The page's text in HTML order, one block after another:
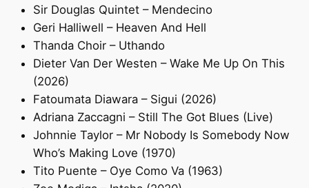
Sir Douglas Quintet – Mendecino
Geri Halliwell – Heaven And Hell
Thanda Choir – Uthando
Dieter Van Der Westen – Wake Me Up On This
(2026)
Fatoumata Diawara – Sigui (2026)
Adriana Zaccagni – Still The Got Blues (Live)
Johnnie Taylor – Mr Nobody Is Somebody Now
Who’s Making Love (1970)
Tito Puente – Oye Como Va (1963)